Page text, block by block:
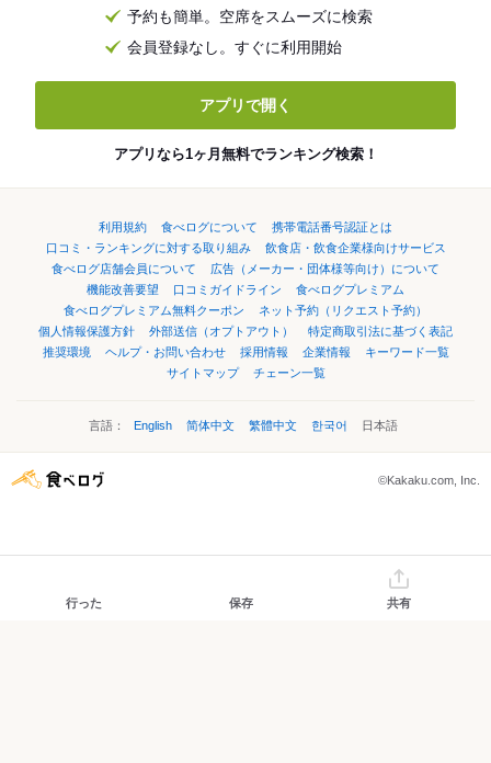
予約も簡単。空席をスムーズに検索
会員登録なし。すぐに利用開始
アプリで開く
アプリなら1ヶ月無料でランキング検索！
利用規約 食べログについて
携帯電話番号認証とは
口コミ・ランキングに対する取り組み
飲食店・飲食企業様向けサービス
食べログ店舗会員について
広告（メーカー・団体様等向け）について
機能改善要望
口コミガイドライン
食べログプレミアム
食べログプレミアム無料クーポン
ネット予約（リクエスト予約）
個人情報保護方針
外部送信（オプトアウト）
特定商取引法に基づく表記
推奨環境
ヘルプ・お問い合わせ 採用情報 企業情報
キーワード一覧
サイトマップ
チェーン一覧
言語： English 简体中文 繁體中文 한국어 日本語
©Kakaku.com, Inc.
行った 保存 共有